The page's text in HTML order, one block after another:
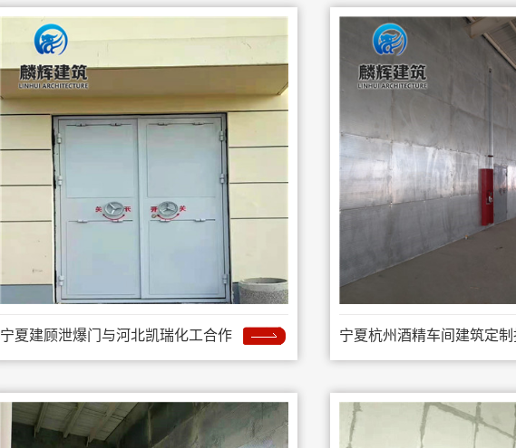
宁夏建顾泄爆门与河北凯瑞化工合作 宁夏杭州酒精车间建筑定